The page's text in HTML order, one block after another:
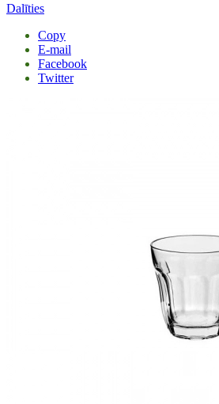
Dalīties
Copy
E-mail
Facebook
Twitter